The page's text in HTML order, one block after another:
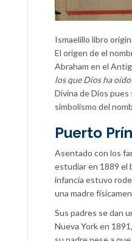
Ismaelillo libro
El origen de el
Abraham en el
los que Dios ha
Divina de Dios pues
simbolismo del
Puerto
Asentado con los
estudiar en 1889 el
infancia estuvo
una madre
Sus padres se dan
Nueva York en